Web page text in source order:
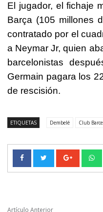
El jugador, el fichaje
Barça (105 millones
contratado por el
a Neymar Jr, quien
barcelonistas
Germain pagara los
de rescisión.
ETIQUETAS Dembelé Club
Artículo Anterior